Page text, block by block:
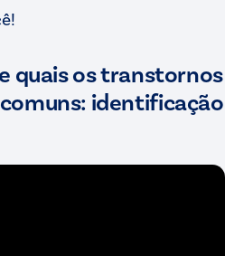
quais os transtornos
identificação